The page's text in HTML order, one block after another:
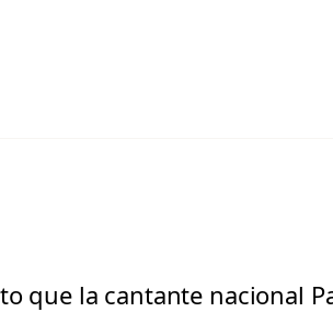
que la cantante nacional